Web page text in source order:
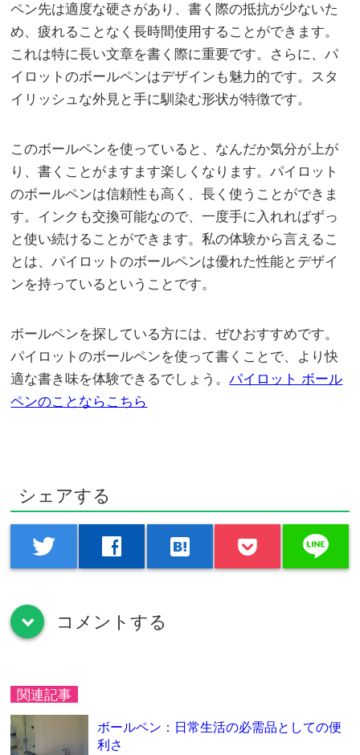
ペン先は適度な硬さがあり、書く際の抵抗が少ないた
め、疲れることなく長時間使用することができます。
これは特に長い文章を書く際に重要です。さらに、パ
イロットのボールペンはデザインも魅力的です。スタ
イリッシュな外見と手に馴染む形状が特徴です。
このボールペンを使っていると、なんだか気分が上が
り、書くことがますます楽しくなります。パイロット
のボールペンは信頼性も高く、長く使うことができま
す。インクも交換可能なので、一度手に入れればずっ
と使い続けることができます。私の体験から言えるこ
とは、パイロットのボールペンは優れた性能とデザイ
ンを持っているということです。
ボールペンを探している方には、ぜひおすすめです。
パイロットのボールペンを使って書くことで、より快
適な書き味を体験できるでしょう。パイロット ボール
ペンのことならこちら
シェアする
twitter facebook hatenabookmark line
down コメントする
関連記事
ボールペン：日常生活の必需品としての便
利さ